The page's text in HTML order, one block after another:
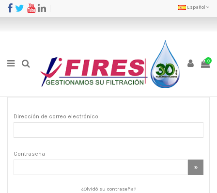
Español
0
Dirección de correo electrónico
Contraseña
¿Olvidó su contraseña?